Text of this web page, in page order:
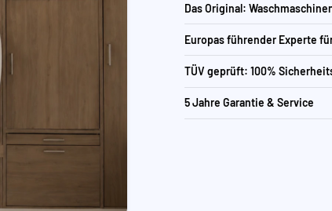
Das Original:
Europas führender Experte
TÜV geprüft: 100%
5 Jahre Garantie & Service